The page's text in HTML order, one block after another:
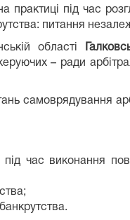
під час
питання
області
– ради
самоврядування
час виконання